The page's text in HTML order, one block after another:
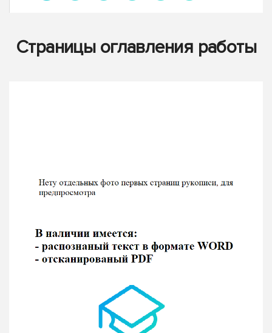
Страницы оглавления работы